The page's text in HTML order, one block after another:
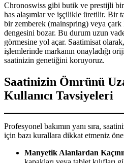
Chronoswiss gibi butik ve prestijli bir
has alaşımlar ve işçilikle üretilir. Bir
bir zemberek (mainspring) veya çark
dengesini bozar. Bu durum uzun
görmesine yol açar. Saatimisat
işlemlerinde markanın onayladığı
saatinizin genetiğini koruyoruz.
Saatinizin Ömrünü
Kullanıcı Tavsiyeleri
Profesyonel bakımın yanı sıra,
için bazı kurallara dikkat etmeniz
Manyetik Alanlardan